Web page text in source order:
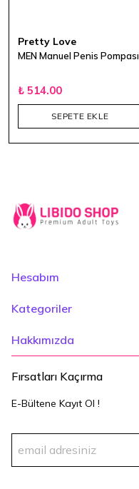
Pretty Love
MEN Manuel Penis Pompası
₺ 514.00
SEPETE EKLE
Hesabım
Kategoriler
Hakkımızda
Fırsatları Kaçırma
E-Bültene Kayıt Ol !